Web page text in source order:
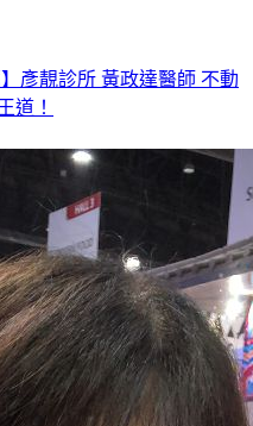
彥靚診所 黃政達醫師 不動
道！